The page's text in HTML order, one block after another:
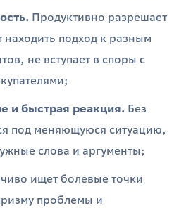
Продуктивно разрешает
подход к разным
не вступает в споры с
и быстрая реакция. Без
под меняющуюся ситуацию,
слова и аргументы;
ищет болевые точки
проблемы и